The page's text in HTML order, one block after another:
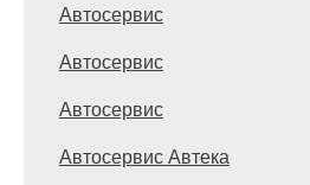
Автосервис
Автосервис
Автосервис
Автосервис Автека